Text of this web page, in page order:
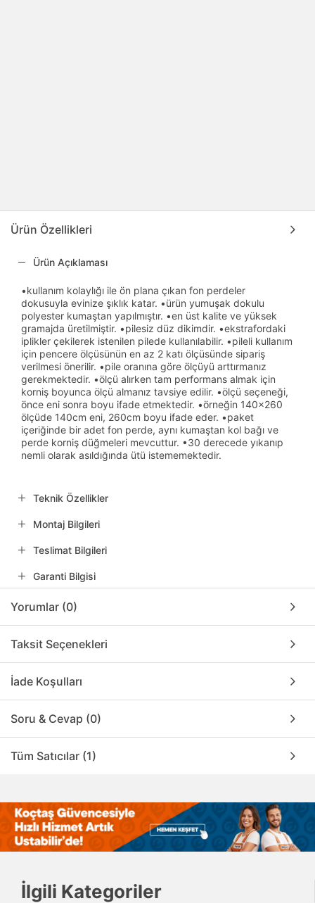
Ürün Özellikleri
Ürün Açıklaması
•kullanım kolaylığı ile ön plana çıkan fon perdeler
dokusuyla evinize şıklık katar. •ürün yumuşak dokulu
polyester kumaştan yapılmıştır. •en üst kalite ve yüksek
gramajda üretilmiştir. •pilesiz düz dikimdir. •ekstrafordaki
iplikler çekilerek istenilen pilede kullanılabilir. •pileli kullanım
için pencere ölçüsünün en az 2 katı ölçüsünde sipariş
verilmesi önerilir. •pile oranına göre ölçüyü arttırmanız
gerekmektedir. •ölçü alırken tam performans almak için
korniş boyunca ölçü almanız tavsiye edilir. •ölçü seçeneği,
önce eni sonra boyu ifade etmektedir. •örneğin 140x260
ölçüde 140cm eni, 260cm boyu ifade eder. •paket
içeriğinde bir adet fon perde, aynı kumaştan kol bağı ve
perde korniş düğmeleri mevcuttur. •30 derecede yıkanıp
nemli olarak asıldığında ütü istememektedir.
Teknik Özellikler
Montaj Bilgileri
Teslimat Bilgileri
Garanti Bilgisi
Yorumlar (0)
Taksit Seçenekleri
İade Koşulları
Soru & Cevap (0)
Tüm Satıcılar (1)
İlgili Kategoriler